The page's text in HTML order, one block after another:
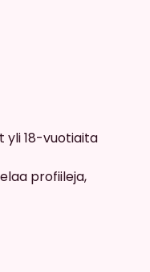
yli 18-vuotiaita
profiileja,